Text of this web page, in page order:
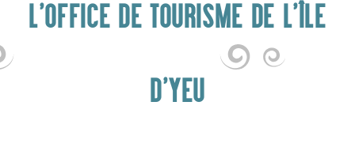
L'OFFICE DE TOURISME DE L'ÎLE
D'YEU